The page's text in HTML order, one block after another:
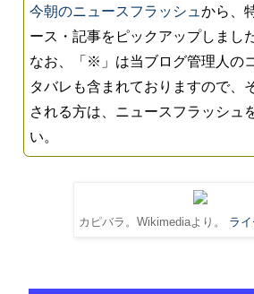
今朝のニュースフラッシュから、
ース・記事をピックアップしまし
なお、「※」は当ブログ管理人の
タバレも含まれておりますので、
される方は、ニュースフラッシュ
い。
カピバラ。Wikimediaより。 ラ